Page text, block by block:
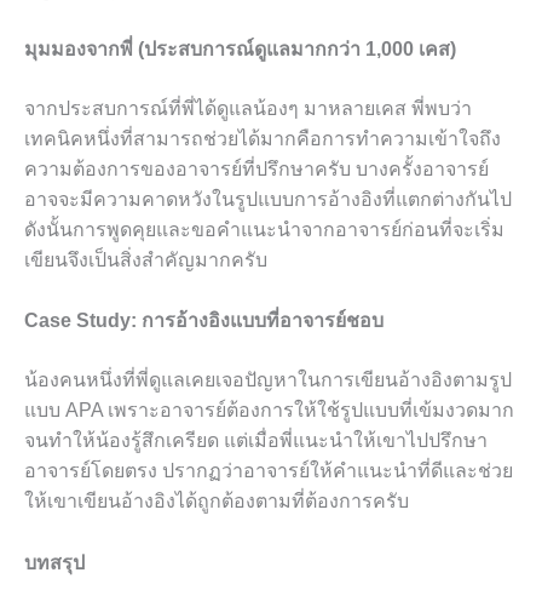
มุมมองจากพี่ (ประสบการณ์ดูแลมากกว่า 1,000 เคส)
จากประสบการณ์ที่พี่ได้ดูแลน้องๆ มาหลายเคส พี่พบว่า
เทคนิคหนึ่งที่สามารถช่วยได้มากคือการทำความเข้าใจถึง
ความต้องการของอาจารย์ที่ปรึกษาครับ บางครั้งอาจารย์
อาจจะมีความคาดหวังในรูปแบบการอ้างอิงที่แตกต่างกันไป
ดังนั้นการพูดคุยและขอคำแนะนำจากอาจารย์ก่อนที่จะเริ่ม
เขียนจึงเป็นสิ่งสำคัญมากครับ
Case Study: การอ้างอิงแบบที่อาจารย์ชอบ
น้องคนหนึ่งที่พี่ดูแลเคยเจอปัญหาในการเขียนอ้างอิงตามรูป
แบบ APA เพราะอาจารย์ต้องการให้ใช้รูปแบบที่เข้มงวดมาก
จนทำให้น้องรู้สึกเครียด แต่เมื่อพี่แนะนำให้เขาไปปรึกษา
อาจารย์โดยตรง ปรากฏว่าอาจารย์ให้คำแนะนำที่ดีและช่วย
ให้เขาเขียนอ้างอิงได้ถูกต้องตามที่ต้องการครับ
บทสรุป